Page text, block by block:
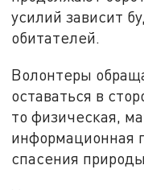
усилий зависит
обитателей.
Волонтеры
оставаться в
то физическая,
информационная
спасения